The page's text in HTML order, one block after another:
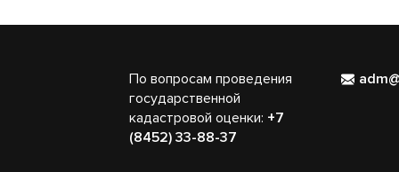
По вопросам проведения
государственной
кадастровой оценки: +7
(8452) 33-88-37